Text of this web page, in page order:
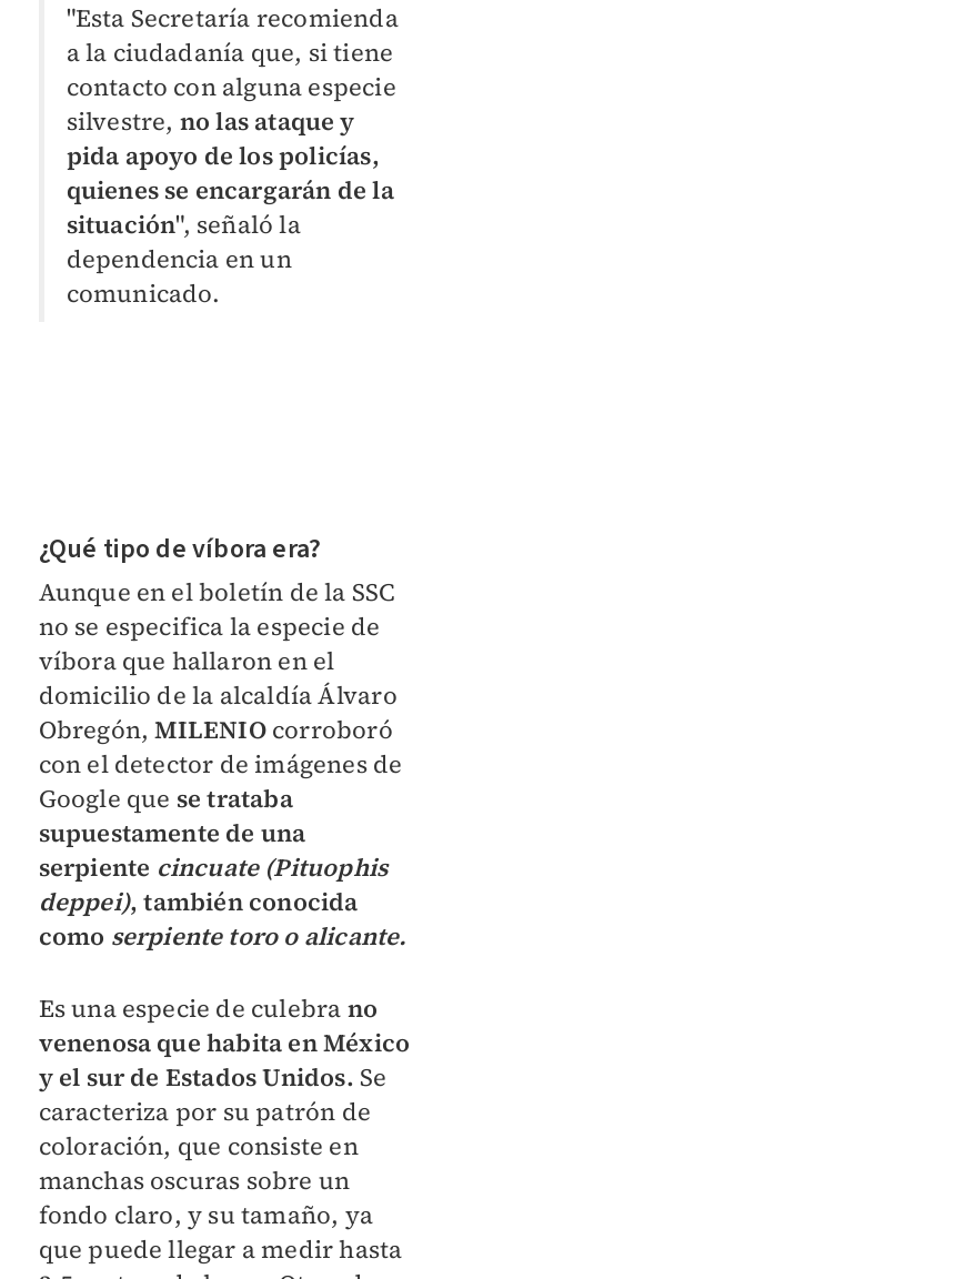
"Esta Secretaría recomienda
a la ciudadanía que, si tiene
contacto con alguna especie
silvestre, no las ataque y
pida apoyo de los policías,
quienes se encargarán de la
situación", señaló la
dependencia en un
comunicado.
¿Qué tipo de víbora era?
Aunque en el boletín de la SSC
no se especifica la especie de
víbora que hallaron en el
domicilio de la alcaldía Álvaro
Obregón,MILENIO corroboró
con el detector de imágenes de
Google que se trataba
supuestamente de una
serpiente cincuate (Pituophis
deppei), también conocida
como serpiente toro o alicante.
Es una especie de culebra no
venenosa que habita en México
y el sur de Estados Unidos. Se
caracteriza por su patrón de
coloración, que consiste en
manchas oscuras sobre un
fondo claro, y su tamaño, ya
que puede llegar a medir hasta